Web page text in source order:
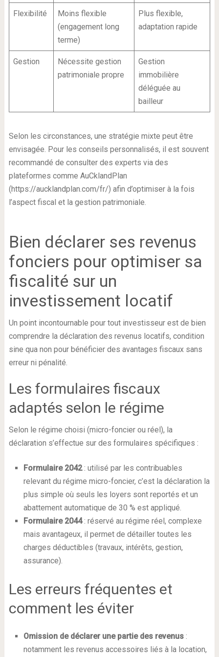
Flexibilité
Moins flexible
(engagement long
terme)
Plus flexible,
adaptation rapide
Gestion
Nécessite gestion
patrimoniale propre
Gestion
immobilière
déléguée au
bailleur
Selon les circonstances, une stratégie mixte peut être
envisagée. Pour les conseils personnalisés, il est souvent
recommandé de consulter des experts via des
plateformes comme AuCklandPlan
(https://aucklandplan.com/fr/) afin d’optimiser à la fois
l’aspect fiscal et la gestion patrimoniale.
Bien déclarer ses revenus
fonciers pour optimiser sa
fiscalité sur un
investissement locatif
Un point incontournable pour tout investisseur est de bien
comprendre la déclaration des revenus locatifs, condition
sine qua non pour bénéficier des avantages fiscaux sans
erreur ni pénalité.
Les formulaires fiscaux
adaptés selon le régime
Selon le régime choisi (micro-foncier ou réel), la
déclaration s’effectue sur des formulaires spécifiques :
Formulaire 2042: utilisé par les contribuables
relevant du régime micro-foncier, c’est la déclaration la
plus simple où seuls les loyers sont reportés et un
abattement automatique de 30 % est appliqué.
Formulaire 2044: réservé au régime réel, complexe
mais avantageux, il permet de détailler toutes les
charges déductibles (travaux, intérêts, gestion,
assurance).
Les erreurs fréquentes et
comment les éviter
Omission de déclarer une partie des revenus:
notamment les revenus accessoires liés à la location,